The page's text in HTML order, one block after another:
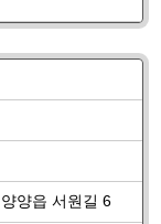
양읍 서원길 6